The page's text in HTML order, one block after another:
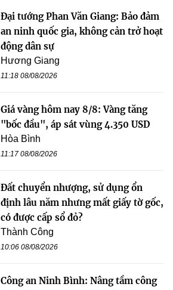
Đại tướng Phan Văn Giang: Bảo đảm
an ninh quốc gia, không cản trở hoạt
động dân sự
Hương Giang
11:18 08/08/2026
Giá vàng hôm nay 8/8: Vàng tăng
"bốc đầu", áp sát vùng 4.350 USD
Hòa Bình
11:17 08/08/2026
Đất chuyển nhượng, sử dụng ổn
định lâu năm nhưng mất giấy tờ gốc,
có được cấp sổ đỏ?
Thành Công
10:06 08/08/2026
Công an Ninh Bình: Nâng tầm công